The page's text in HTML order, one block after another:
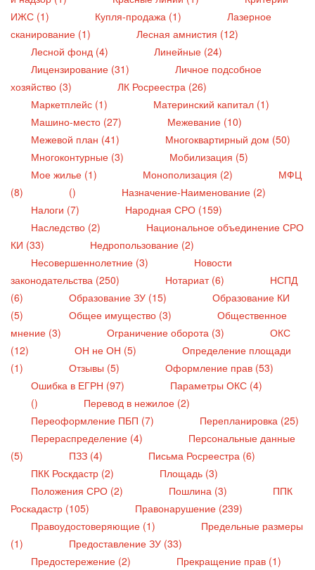
ИЖС (1)
Купля-продажа (1)
Лазерное
сканирование (1)
Лесная амнистия (12)
Лесной фонд (4)
Линейные (24)
Лицензирование (31)
Личное подсобное
хозяйство (3)
ЛК Росреестра (26)
Маркетплейс (1)
Материнский капитал (1)
Машино-место (27)
Межевание (10)
Межевой план (41)
Многоквартирный дом (50)
Многоконтурные (3)
Мобилизация (5)
Мое жилье (1)
Монополизация (2)
МФЦ
(8)
()
Назначение-Наименование (2)
Налоги (7)
Народная СРО (159)
Наследство (2)
Национальное объединение СРО
КИ (33)
Недропользование (2)
Несовершеннолетние (3)
Новости
законодательства (250)
Нотариат (6)
НСПД
(6)
Образование ЗУ (15)
Образование КИ
(5)
Общее имущество (3)
Общественное
мнение (3)
Ограничение оборота (3)
ОКС
(12)
ОН не ОН (5)
Определение площади
(1)
Отзывы (5)
Оформление прав (53)
Ошибка в ЕГРН (97)
Параметры ОКС (4)
()
Перевод в нежилое (2)
Переоформление ПБП (7)
Перепланировка (25)
Перераспределение (4)
Персональные данные
(5)
ПЗЗ (4)
Письма Росреестра (6)
ПКК Роскдастр (2)
Площадь (3)
Положения СРО (2)
Пошлина (3)
ППК
Роскадастр (105)
Правонарушение (239)
Правоудостоверяющие (1)
Предельные размеры
(1)
Предоставление ЗУ (33)
Предостережение (2)
Прекращение прав (1)